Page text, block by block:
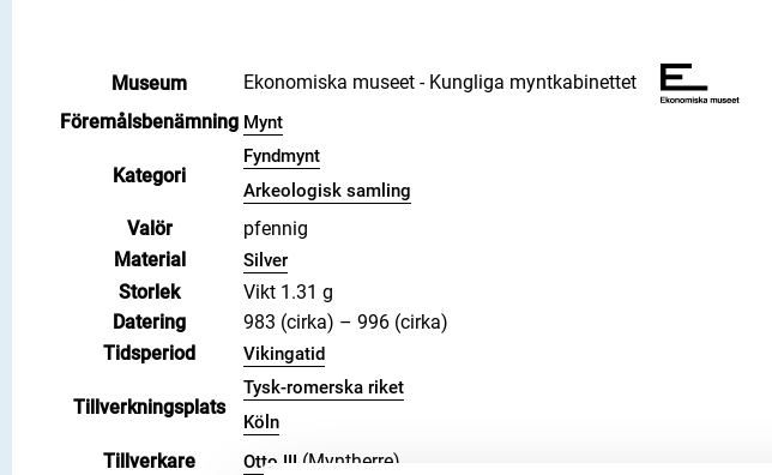
Museum
Ekonomiska museet - Kungliga myntkabinettet
Föremålsbenämning Mynt
Kategori
Fyndmynt
Arkeologisk samling
Valör
pfennig
Material
Silver
Storlek
Vikt 1.31 g
Datering
983 (cirka) – 996 (cirka)
Tidsperiod
Vikingatid
Tillverkningsplats
Tysk-romerska riket
Köln
Tillverkare Otto III (Myntherre)